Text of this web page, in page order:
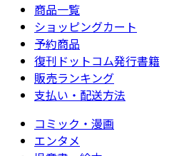
商品一覧
ショッピングカート
予約商品
復刊ドットコム発行書籍
販売ランキング
支払い・配送方法
コミック・漫画
エンタメ